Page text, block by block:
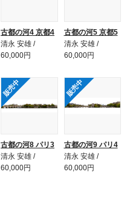
古都の河4 京都4
清永 安雄 /
60,000円
古都の河5 京都5
清永 安雄 /
60,000円
販売中
古都の河8 パリ3
清永 安雄 /
60,000円
販売中
古都の河9 パリ4
清永 安雄 /
60,000円